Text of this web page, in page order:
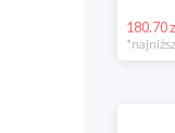
180.70